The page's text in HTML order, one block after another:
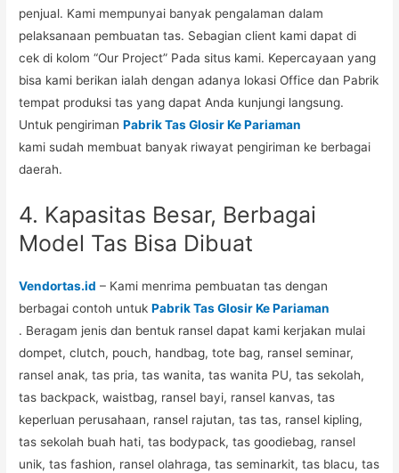
penjual. Kami mempunyai banyak pengalaman dalam
pelaksanaan pembuatan tas. Sebagian client kami dapat di
cek di kolom “Our Project” Pada situs kami. Kepercayaan yang
bisa kami berikan ialah dengan adanya lokasi Office dan Pabrik
tempat produksi tas yang dapat Anda kunjungi langsung.
Untuk pengirimanPabrik Tas Glosir Ke Pariaman
kami sudah membuat banyak riwayat pengiriman ke berbagai
daerah.
4. Kapasitas Besar, Berbagai
Model Tas Bisa Dibuat
Vendortas.id – Kami menrima pembuatan tas dengan
berbagai contoh untukPabrik Tas Glosir Ke Pariaman
. Beragam jenis dan bentuk ransel dapat kami kerjakan mulai
dompet, clutch, pouch, handbag, tote bag, ransel seminar,
ransel anak, tas pria, tas wanita, tas wanita PU, tas sekolah,
tas backpack, waistbag, ransel bayi, ransel kanvas, tas
keperluan perusahaan, ransel rajutan, tas tas, ransel kipling,
tas sekolah buah hati, tas bodypack, tas goodiebag, ransel
unik, tas fashion, ransel olahraga, tas seminarkit, tas blacu, tas